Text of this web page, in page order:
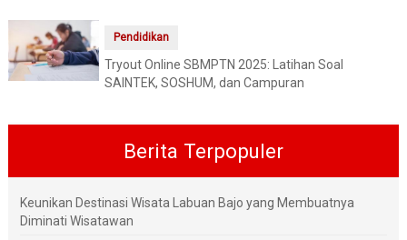
Pendidikan
Tryout Online SBMPTN 2025: Latihan Soal
SAINTEK, SOSHUM, dan Campuran
Berita Terpopuler
Keunikan Destinasi Wisata Labuan Bajo yang Membuatnya
Diminati Wisatawan